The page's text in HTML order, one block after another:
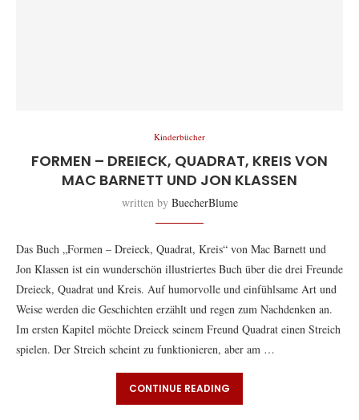
Kinderbücher
FORMEN – DREIECK, QUADRAT, KREIS VON
MAC BARNETT UND JON KLASSEN
written by BuecherBlume
Das Buch „Formen – Dreieck, Quadrat, Kreis“ von Mac Barnett und
Jon Klassen ist ein wunderschön illustriertes Buch über die drei Freunde
Dreieck, Quadrat und Kreis. Auf humorvolle und einfühlsame Art und
Weise werden die Geschichten erzählt und regen zum Nachdenken an.
Im ersten Kapitel möchte Dreieck seinem Freund Quadrat einen Streich
spielen. Der Streich scheint zu funktionieren, aber am …
CONTINUE READING